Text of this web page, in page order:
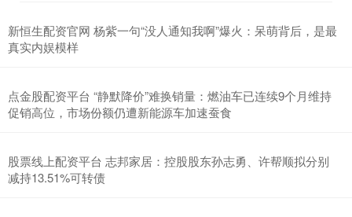
新恒生配资官网 杨紫一句“没人通知我啊”爆火：呆萌背后，是最
真实内娱模样
点金股配资平台 “静默降价”难换销量：燃油车已连续9个月维持
促销高位，市场份额仍遭新能源车加速蚕食
股票线上配资平台 志邦家居：控股股东孙志勇、许帮顺拟分别
减持13.51%可转债